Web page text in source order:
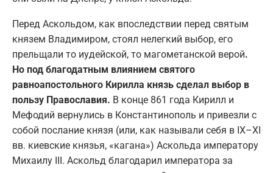
Перед Аскольдом, как впоследствии перед святым
князем Владимиром, стоял нелегкий выбор, его
прельщали то иудейской, то магометанской верой.
Но под благодатным влиянием святого
равноапостольного Кирилла князь сделал выбор в
пользу Православия. В конце 861 года Кирилл и
Мефодий вернулись в Константинополь и привезли с
собой послание князя (или, как называли себя в IХ–ХI
вв. киевские князья, «кагана») Аскольда императору
Михаилу III. Аскольд благодарил императора за